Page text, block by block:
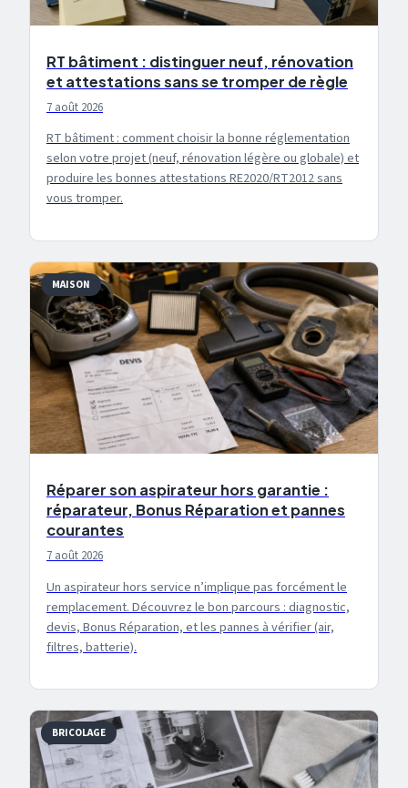
RT bâtiment : distinguer neuf, rénovation
et attestations sans se tromper de règle
7 août 2026
RT bâtiment : comment choisir la bonne réglementation
selon votre projet (neuf, rénovation légère ou globale) et
produire les bonnes attestations RE2020/RT2012 sans
vous tromper.
MAISON
Réparer son aspirateur hors garantie :
réparateur, Bonus Réparation et pannes
courantes
7 août 2026
Un aspirateur hors service n’implique pas forcément le
remplacement. Découvrez le bon parcours : diagnostic,
devis, Bonus Réparation, et les pannes à vérifier (air,
filtres, batterie).
BRICOLAGE